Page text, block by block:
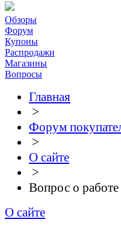
Обзоры
Форум
Купоны
Распродажи
Магазины
Вопросы
Главная
>
Форум
>
О сайте
>
Вопрос о работе
О сайте